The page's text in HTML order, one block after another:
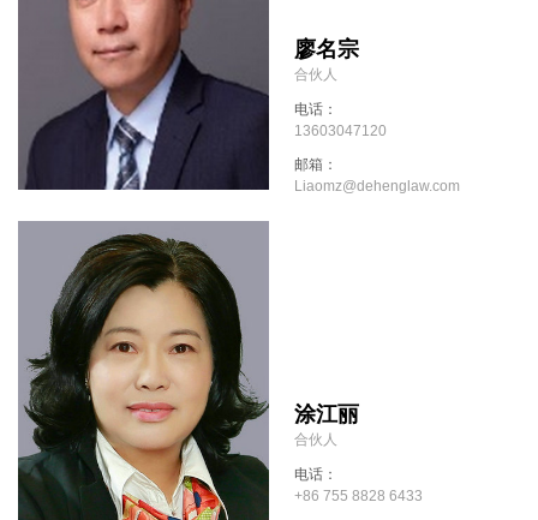
廖名宗
合伙人
电话：
13603047120
邮箱：
Liaomz@dehenglaw.com
涂江丽
合伙人
电话：
+86 755 8828 6433